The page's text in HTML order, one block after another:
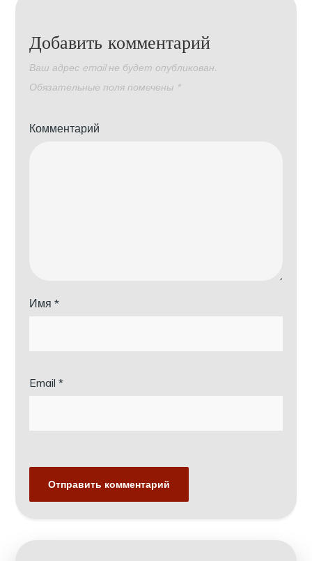
Добавить комментарий
Ваш адрес email не будет опубликован.
Обязательные поля помечены *
Комментарий
Имя*
Email*